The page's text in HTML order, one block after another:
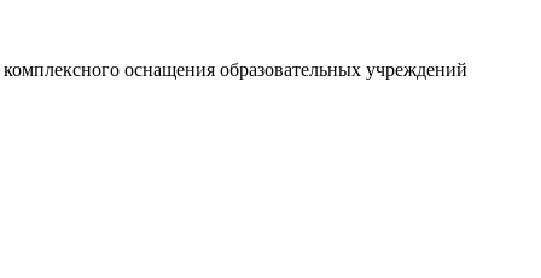
оснащения образовательных учреждений